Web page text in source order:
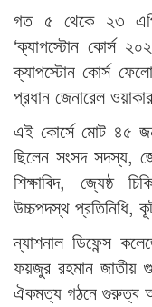
গত ৫ থেকে ২৩
‘ক্যাপস্টোন কোর্স
ক্যাপস্টোন কোর্স
প্রধান জেনারেল
এই কোর্সে মোট ৪৫
ছিলেন সংসদ সদস্য,
শিক্ষাবিদ, জ্যেষ্ঠ
উচ্চপদস্থ প্রতিনিধি,
ন্যাশনাল ডিফেন্স
ফয়জুর রহমান জাতীয়
ঐকমত্য গঠনে গুরুত্ব